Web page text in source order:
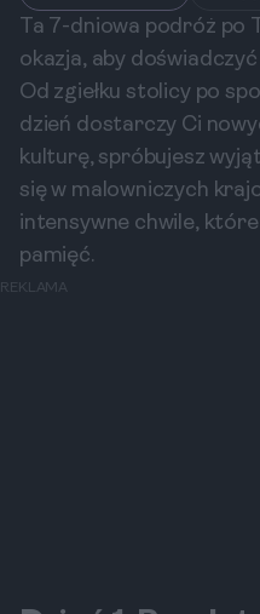
Ta 7-dniowa podróż po
okazja, aby
Od zgiełku stolicy po
dzień dostarczy Ci
kulturę, spróbujesz
się w malowniczych
intensywne chwile,
pamięć.
REKLAMA